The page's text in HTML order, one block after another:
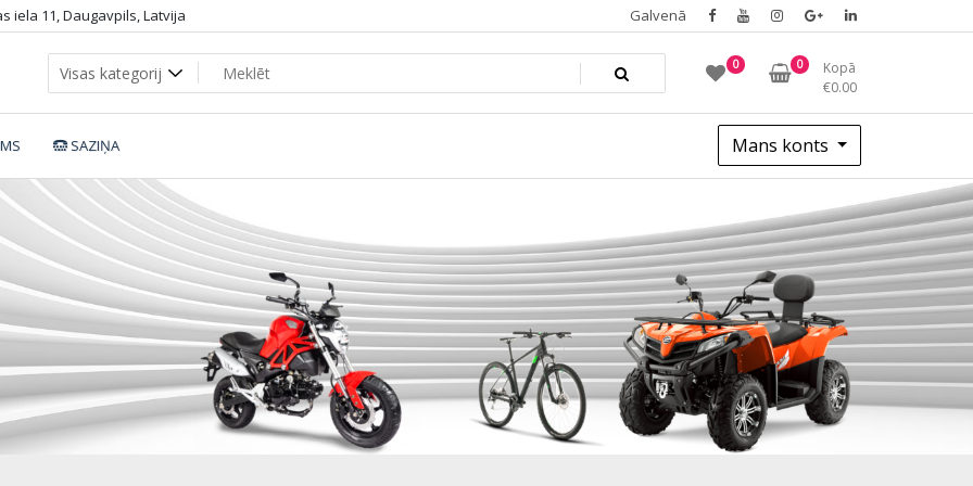
iela 11, Daugavpils, Latvija Galvenā
0 0
Kopā
€0.00
SAZIŅA Mans konts
devron-riddle-h0.9